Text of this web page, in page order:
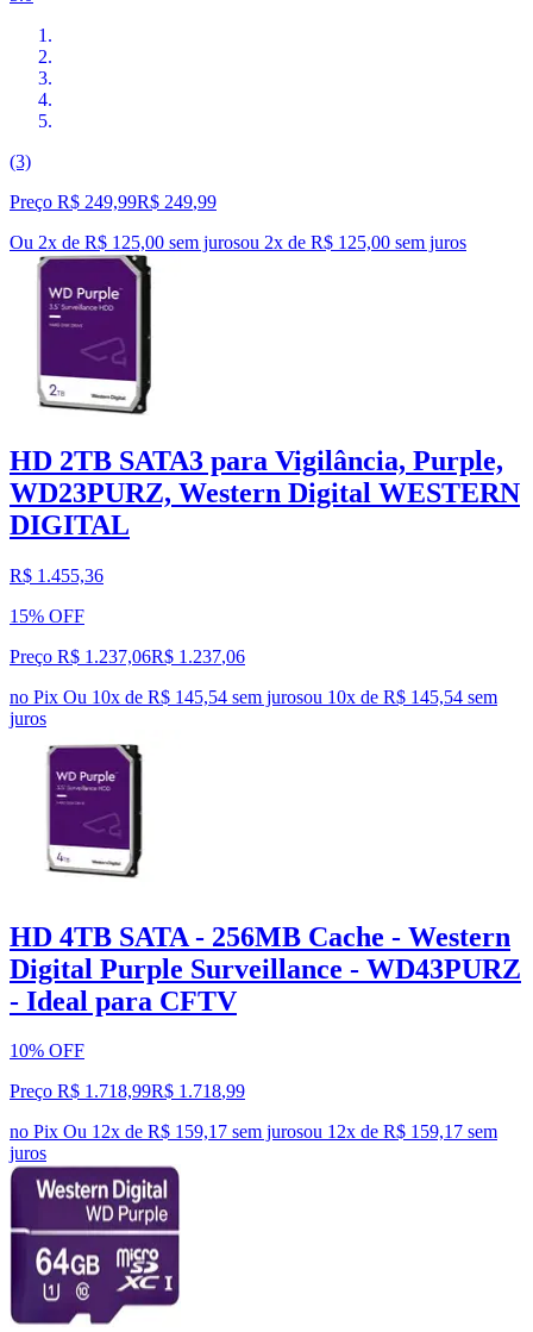
(3)
Preço R$ 249,99R$ 249,99
Ou 2x de R$ 125,00 sem jurosou 2x de R$ 125,00 sem juros
HD 2TB SATA3 para Vigilância, Purple,
WD23PURZ, Western Digital WESTERN
DIGITAL
R$ 1.455,36
15% OFF
Preço R$ 1.237,06R$ 1.237,06
no Pix Ou 10x de R$ 145,54 sem jurosou 10x de R$ 145,54 sem
juros
HD 4TB SATA - 256MB Cache - Western
Digital Purple Surveillance - WD43PURZ
- Ideal para CFTV
10% OFF
Preço R$ 1.718,99R$ 1.718,99
no Pix Ou 12x de R$ 159,17 sem jurosou 12x de R$ 159,17 sem
juros